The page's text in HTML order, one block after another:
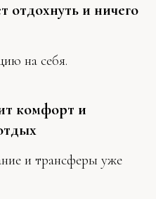
отдохнуть и ничего
на себя.
комфорт и
и трансферы уже